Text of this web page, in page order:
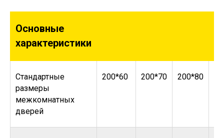
Основные
характеристики
Стандартные
размеры
межкомнатных
дверей
200*60 200*70 200*80